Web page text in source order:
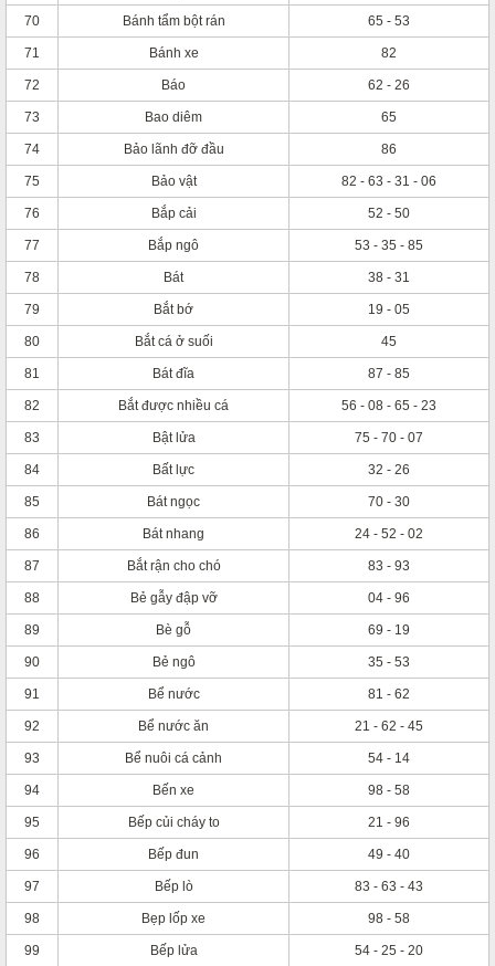
70 Bánh tẩm bột rán 65 - 53
71 Bánh xe 82
72 Báo 62 - 26
73 Bao diêm 65
74 Bảo lãnh đỡ đầu 86
75 Bảo vật 82 - 63 - 31 - 06
76 Bắp cải 52 - 50
77 Bắp ngô 53 - 35 - 85
78 Bát 38 - 31
79 Bắt bớ 19 - 05
80 Bắt cá ở suối 45
81 Bát đĩa 87 - 85
82 Bắt được nhiều cá 56 - 08 - 65 - 23
83 Bật lửa 75 - 70 - 07
84 Bất lực 32 - 26
85 Bát ngọc 70 - 30
86 Bát nhang 24 - 52 - 02
87 Bắt rận cho chó 83 - 93
88 Bẻ gẫy đập vỡ 04 - 96
89 Bè gỗ 69 - 19
90 Bẻ ngô 35 - 53
91 Bể nước 81 - 62
92 Bể nước ăn 21 - 62 - 45
93 Bể nuôi cá cảnh 54 - 14
94 Bến xe 98 - 58
95 Bếp củi cháy to 21 - 96
96 Bếp đun 49 - 40
97 Bếp lò 83 - 63 - 43
98 Bẹp lốp xe 98 - 58
99 Bếp lửa 54 - 25 - 20